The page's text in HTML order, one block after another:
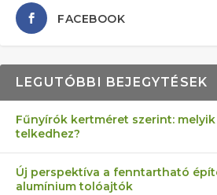
FACEBOOK
LEGUTÓBBI BEJEGYTÉSEK
Fűnyírók kertméret szerint:
telkedhez?
Új perspektíva a fenntartható
alumínium tolóajtók